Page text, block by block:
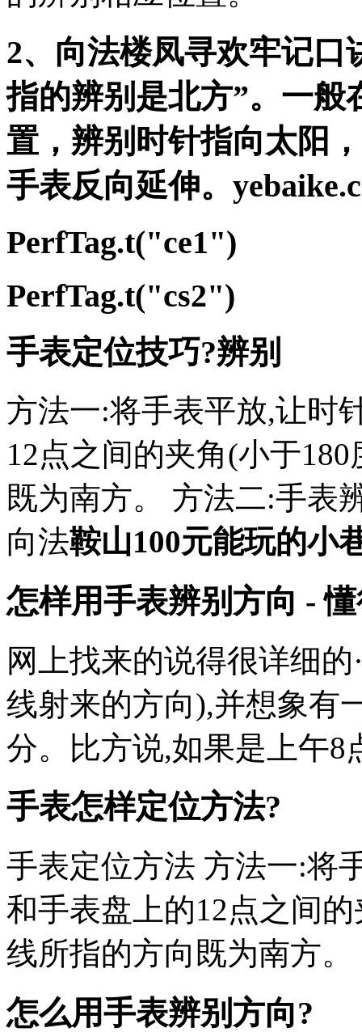
2、向法楼凤寻欢牢记口
指的辨别是北方”。一般
置，辨别时针指向太阳
手表反向延伸。
PerfTag.t("ce1")
PerfTag.t("cs2")
手表定位技巧?辨别
方法一:将手表平放,让时
12点之间的夹角(小于
既为南方。 方法二:手表
向法鞍山100元能玩的小
怎样用手表辨别方向 -
网上找来的说得很详细
线射来的方向),并想象有
分。比方说,如果是上午8
手表怎样定位方法?
手表定位方法 方法一:将
和手表盘上的12点之间
线所指的方向既为南方
怎么用手表辨别方向?